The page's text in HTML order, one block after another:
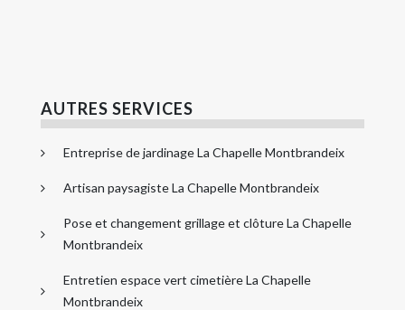
AUTRES SERVICES
Entreprise de jardinage La Chapelle Montbrandeix
Artisan paysagiste La Chapelle Montbrandeix
Pose et changement grillage et clôture La Chapelle
Montbrandeix
Entretien espace vert cimetière La Chapelle
Montbrandeix